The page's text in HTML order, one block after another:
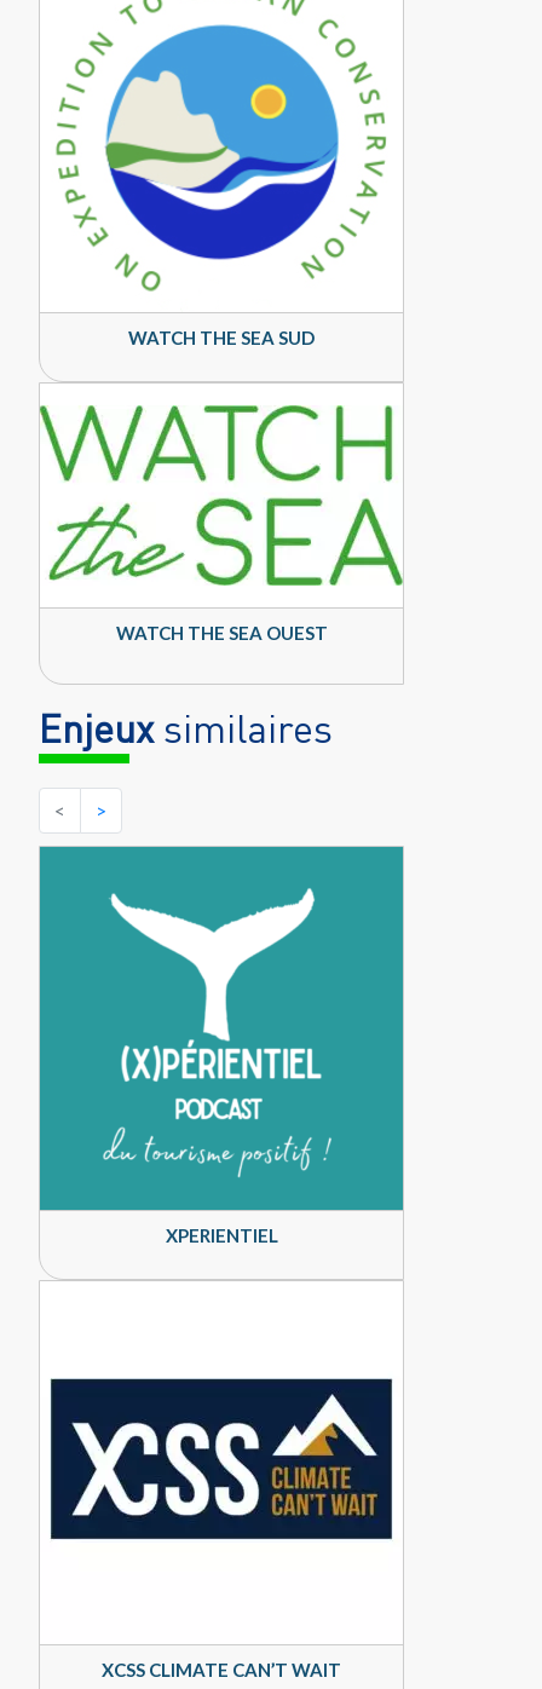
WATCH THE SEA SUD
WATCH THE SEA OUEST
Enjeuxsimilaires
< >
XPERIENTIEL
XCSS CLIMATE CAN’T WAIT